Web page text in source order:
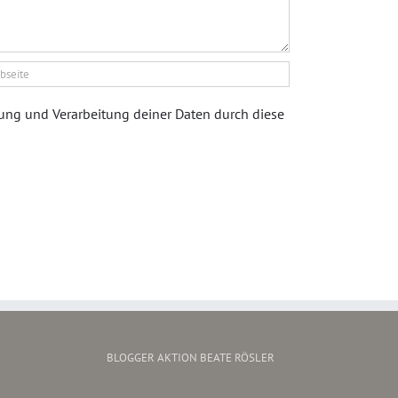
und Verarbeitung deiner Daten durch diese
BLOGGER AKTION BEATE RÖSLER